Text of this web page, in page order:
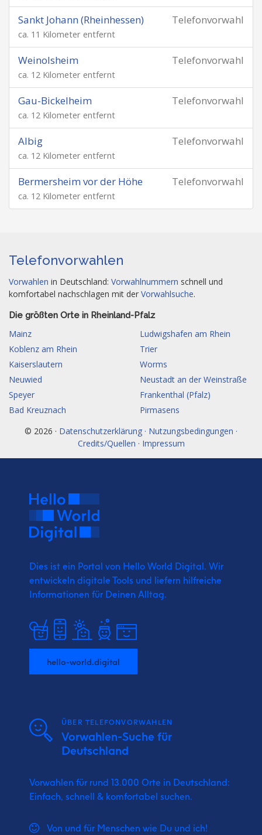
Telefonvorwahl
Sankt Johann (Rheinhessen)
ca. 11 Kilometer entfernt
Telefonvorwahl
Weinolsheim
ca. 12 Kilometer entfernt
Telefonvorwahl
Gau-Bickelheim
ca. 12 Kilometer entfernt
Telefonvorwahl
Albig
ca. 12 Kilometer entfernt
Telefonvorwahl
Bermersheim vor der Höhe
ca. 12 Kilometer entfernt
Telefonvorwahlen
Vorwahlen in Deutschland: Vorwahlnummern schnell und
komfortabel nachschlagen mit der Vorwahlsuche.
Die größten Orte in Rheinland-Pfalz
Mainz
Ludwigshafen am Rhein
Koblenz am Rhein
Trier
Kaiserslautern
Worms
Neuwied
Neustadt an der Weinstraße
Speyer
Frankenthal (Pfalz)
Bad Kreuznach
Pirmasens
© 2026 · Datenschutzerklärung · Nutzungsbedingungen ·
Credits/Quellen · Impressum
Dies ist ein Portal von Hello World Digital. Wir
entwickeln digitale Tools und liefern hilfreiche
Informationen für Deinen Alltag.
hello-world.digital
ÜBER TELEFONVORWAHLEN
Vorwahlen-Suche für
Deutschland
Vorwahlen für rund 13.000 Orte in Deutschland:
Einfach, schnell & komfortabel suchen.
Von und für Menschen wie Du und ich!